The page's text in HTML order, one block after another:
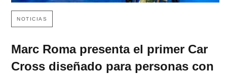
NOTICIAS
Marc Roma presenta el primer Car
Cross diseñado para personas con